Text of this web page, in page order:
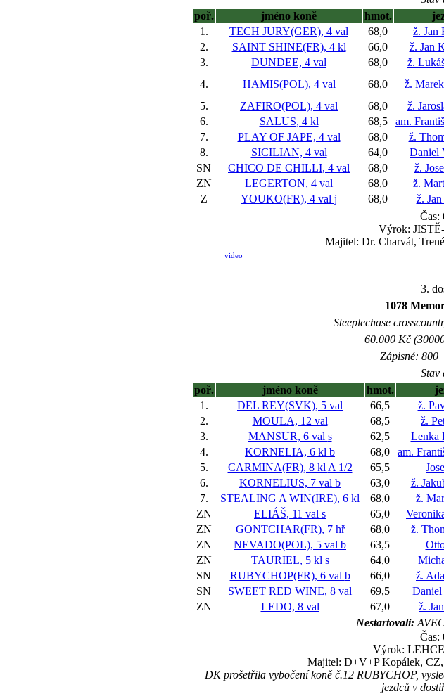
poř.
jméno koně hmot.
1.
TECH JURY(GER), 4 val 68,0 ž. Jan
2.
SAINT SHINE(FR), 4 kl 66,0 ž. Jan
3.
DUNDEE, 4 val 68,0 ž.
4.
HAMIS(POL), 4 val 68,0 ž.
5.
ZAFIRO(POL), 4 val 68,0 ž.
6.
SALUS, 4 kl 68,5 am.
7.
PLAY OF JAPE, 4 val 68,0 ž.
8.
SICILIAN, 4 val 64,0 Daniel
SN
CHICO DE CHILLI, 4 val 68,0 ž.
ZN
LEGERTON, 4 val 68,0 ž.
Z
YOUKO(FR), 4 val j 68,0 ž.
Čas:
Výrok:
Majitel: Dr. Charvát,
video
3.
1078
Steeplechase
60.000 Kč
Zápisné: 800
Stav
poř.
jméno koně hmot.
1.
DEL REY(SVK), 5 val 66,5 ž.
2.
MOULA, 12 val 68,5 ž.
3.
MANSUR, 6 val s 62,5 Lenka
4.
KORNELIA, 6 kl b 68,0 am.
5.
CARMINA(FR), 8 kl A 1/2 65,5
6.
KORNELIUS, 7 val b 63,0 ž.
7.
STEALING A WIN(IRE), 6 kl 68,0 ž.
ZN
ELIÁŠ, 11 val s 65,0
ZN
GONTCHAR(FR), 7 hř 68,0 ž.
ZN
NEVADO(POL), 5 val b 63,5
ZN
TAURIEL, 5 kl s 64,0
SN
RUBYCHOP(FR), 6 val b 66,0 ž.
SN
SWEET RED WINE, 8 val 69,5 Daniel
ZN
LEDO, 8 val 67,0 ž.
Nestartovali:
Čas:
Výrok:
Majitel: D+V+P Kopálek,
DK prošetřila vybočení koně č.12 RUBYCHOP,
jezdců v